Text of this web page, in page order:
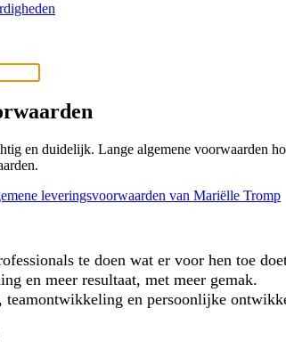
en duidelijk. Lange algemene voorwaarden
leveringsvoorwaarden van Mariëlle Tromp
te doen wat er voor hen toe
en meer resultaat, met meer gemak.
teamontwikkeling en persoonlijke